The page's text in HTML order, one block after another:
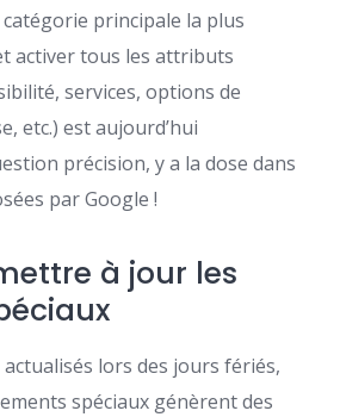
principale la plus
activer tous les attributs
services, options de
etc.) est aujourd’hui
précision, y a la dose dans
par Google !
à jour les
lors des jours fériés,
spéciaux génèrent des